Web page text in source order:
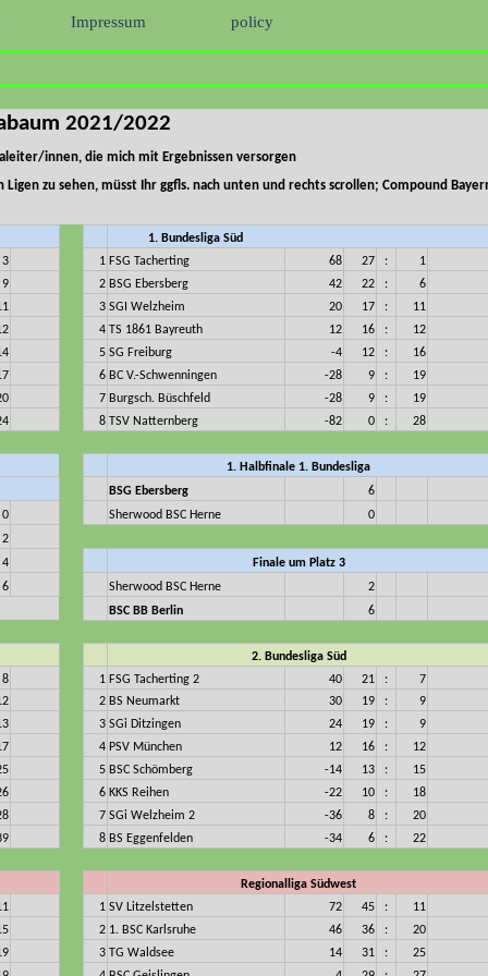
Impressum policy
2021/2022
innen, die mich mit Ergebnissen versorgen
zu sehen, müsst Ihr ggfls. nach unten und rechts scrollen; Compound
1. Bundesliga Süd
3
1 FSG Tacherting 68 27 :
1
9
2 BSG Ebersberg 42 22 :
6
3 SGI Welzheim 20 17 :
11
4 TS 1861 Bayreuth 12 16 :
12
5 SG Freiburg -4 12 :
16
6 BC V.-Schwenningen -28 9 :
19
7 Burgsch. Büschfeld -28 9 :
19
8 TSV Natternberg -82 0 : 28
1. Halbfinale 1. Bundesliga
BSG Ebersberg
6
0
Sherwood BSC Herne
0
2
4
Finale um Platz 3
6
Sherwood BSC Herne
2
BSC BB Berlin
6
2. Bundesliga Süd
8
1 FSG Tacherting 2 40 21 :
7
2 BS Neumarkt 30 19 :
9
3 SGi Ditzingen 24 19 :
9
4 PSV München 12 16 :
12
5 BSC Schömberg -14 13 :
15
6 KKS Reihen -22 10 :
18
7 SGi Welzheim 2 -36 8 :
20
8 BS Eggenfelden -34 6 : 22
Regionalliga Südwest
1 SV Litzelstetten 72 45 :
11
2 1. BSC Karlsruhe 46 36 :
20
3 TG Waldsee 14 31 :
25